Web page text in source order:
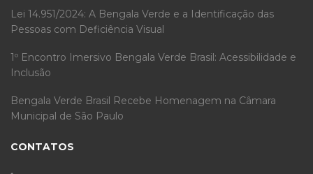
Lei 14.951/2024: A Bengala Verde e a Identificação das
Pessoas com Deficiência Visual
1º Encontro Imersivo Bengala Verde Brasil: Acessibilidade e
Inclusão
Bengala Verde Brasil Recebe Homenagem na Câmara
Municipal de São Paulo
CONTATOS